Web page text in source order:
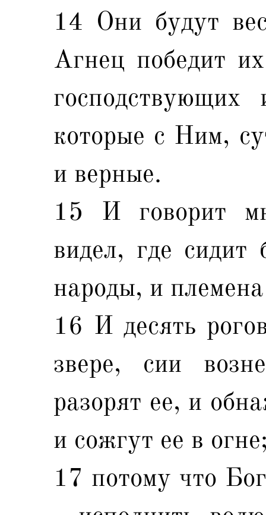
14 Они будут
Агнец победит
которые с Ним,
и верные.
15 И говорит
видел, где
народы, и
16 И десять
звере, сии
разорят ее, и
и сожгут ее в
17 потому что